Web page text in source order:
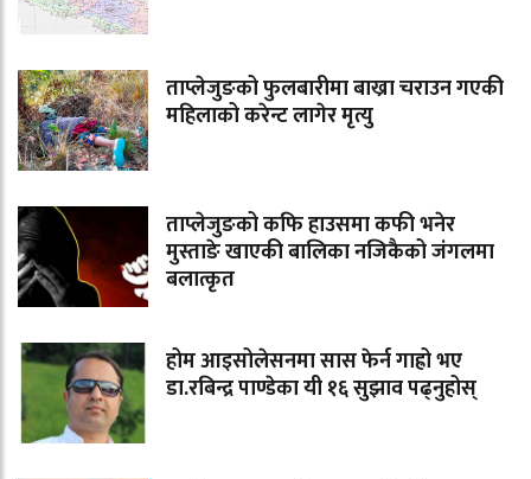
ताप्लेजुङको फुलबारीमा बाख्रा चराउन गएकी
महिलाको करेन्ट लागेर मृत्यु
ताप्लेजुङको कफि हाउसमा कफी भनेर
मुस्ताङे खाएकी बालिका नजिकैको जंगलमा
बलात्कृत
होम आइसोलेसनमा सास फेर्न गाह्रो भए
डा.रबिन्द्र पाण्डेका यी १६ सुझाव पढ्नुहोस्